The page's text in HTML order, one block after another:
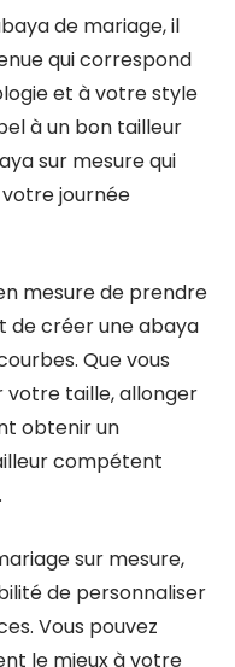
de mariage, il
qui correspond
et à votre style
à un bon tailleur
sur mesure qui
journée
mesure de prendre
de créer une abaya
Que vous
votre taille, allonger
obtenir un
compétent
sur mesure,
de personnaliser
Vous pouvez
le mieux à votre